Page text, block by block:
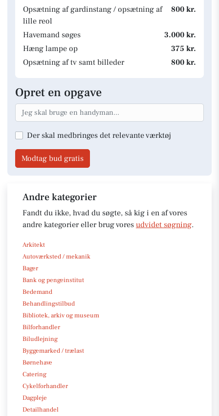
Opsætning af gardinstang / opsætning af
lille reol
800 kr.
Havemand søges
3.000 kr.
Hæng lampe op
375 kr.
Opsætning af tv samt billeder
800 kr.
Opret en opgave
Der skal medbringes det relevante værktøj
Modtag bud gratis
Andre kategorier
Fandt du ikke, hvad du søgte, så kig i en af vores
andre kategorier eller brug vores udvidet søgning.
Arkitekt
Autoværksted / mekanik
Bager
Bank og pengeinstitut
Bedemand
Behandlingstilbud
Bibliotek, arkiv og museum
Bilforhandler
Biludlejning
Byggemarked / trælast
Børnehave
Catering
Cykelforhandler
Dagpleje
Detailhandel